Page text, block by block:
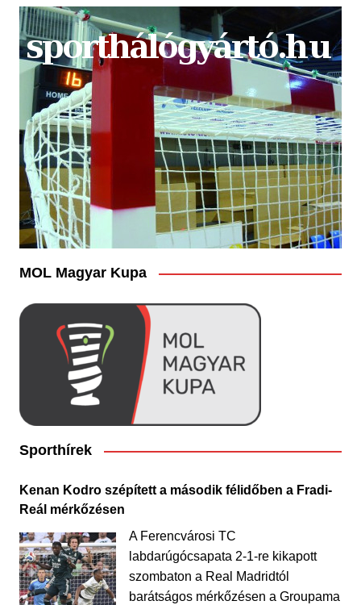
MOL Magyar Kupa
Sporthírek
Kenan Kodro szépített a második félidőben a Fradi-
Reál mérkőzésen
A Ferencvárosi TC
labdarúgócsapata 2-1-re kikapott
szombaton a Real Madridtól
barátságos mérkőzésen a Groupama